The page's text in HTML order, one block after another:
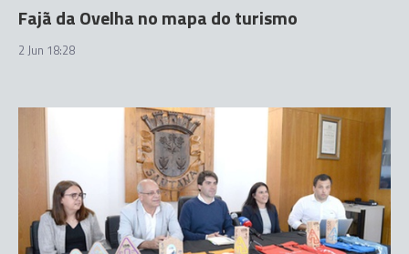
Fajã da Ovelha no mapa do turismo
2 Jun 18:28